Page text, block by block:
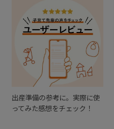
出産準備の参考に。実際に使
ってみた感想をチェック！